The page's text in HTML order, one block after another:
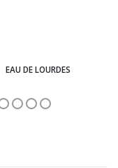
EAU DE LOURDES